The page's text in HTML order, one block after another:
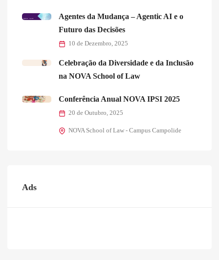
Agentes da Mudança – Agentic AI e o
Futuro das Decisões
10 de Dezembro, 2025
Celebração da Diversidade e da Inclusão
na NOVA School of Law
Conferência Anual NOVA IPSI 2025
20 de Outubro, 2025
NOVA School of Law - Campus Campolide
Ads